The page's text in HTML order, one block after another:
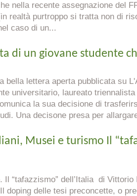
nella recente assegnazione del
realtà purtroppo si tratta non di
caso di un...
di un giovane studente
bella lettera aperta pubblicata su
universitario, laureato
la sua decisione di
Una decisone presa per
Musei e turismo Il
Il “tafazzismo” dell’Italia di Vittorio
doping delle tesi preconcette, o